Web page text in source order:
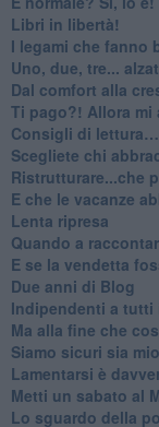
​Libri in libertà!
​I legami che fanno
Uno, due, tre...
​Dal comfort alla
​Ti pago?! Allora mi
​Consigli di
​Scegliete chi
​Ristrutturare...che
​E che le vacanze
​Lenta ripresa
​Quando a
​E se la vendetta
​Due anni di Blog
​Indipendenti a tutti
​Ma alla fine che
​Siamo sicuri sia
​Lamentarsi è
​Metti un sabato al
​Lo sguardo della